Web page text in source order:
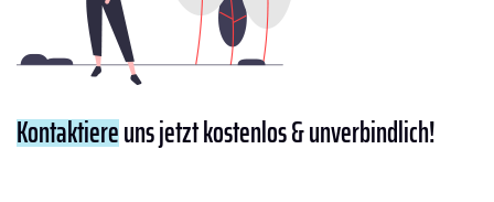
Kontaktiereuns jetzt kostenlos & unverbindlich!